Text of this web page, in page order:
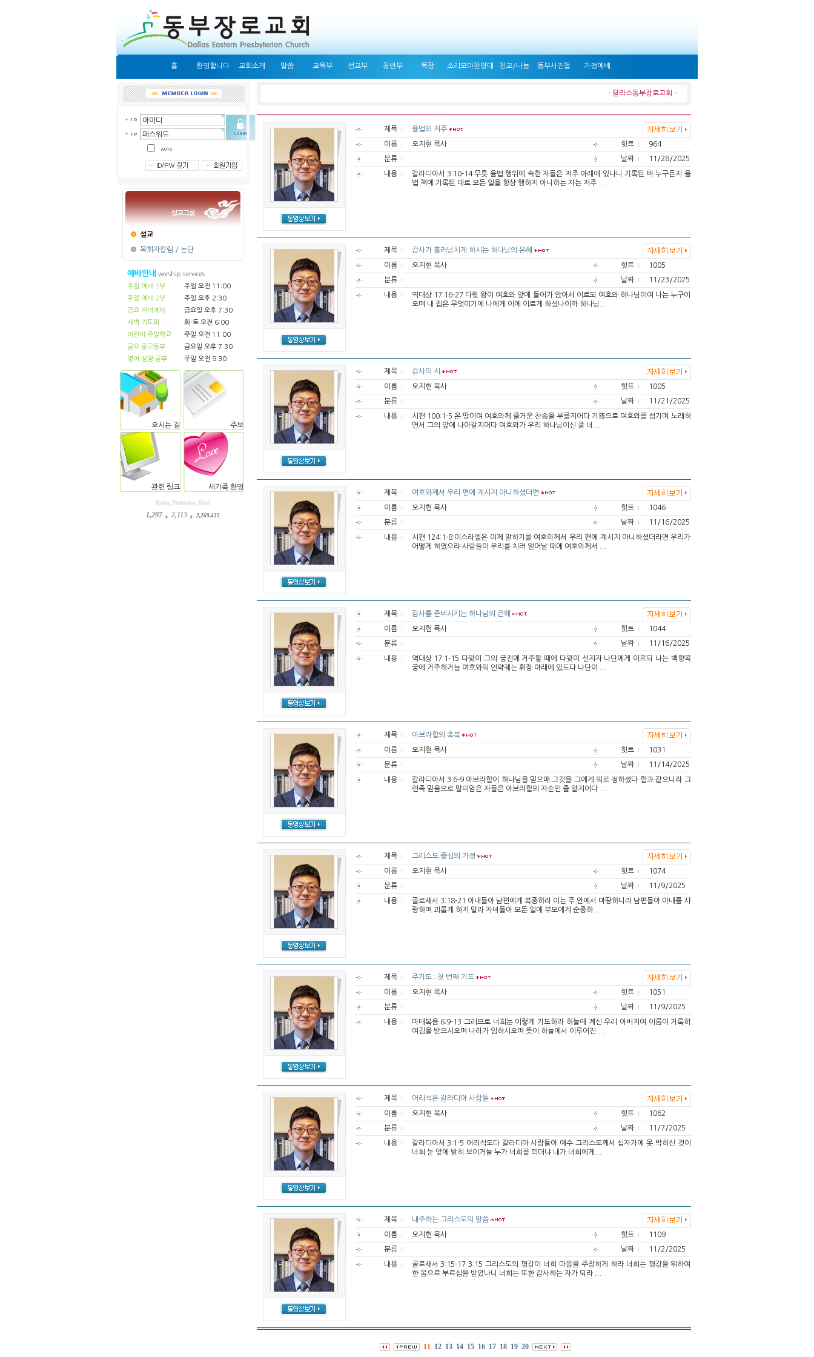
홈 환영합니다 교회소개 말씀 교육부 선교부 청년부 목장 소리모아찬양대 친교/나눔 동부사진첩 가정예배
설교그룹
설교
목회자칼럼 / 논단
예배안내 worship services
주일 예배 1부
주일 오전 11:00
주일 예배 2부
주일 오후 2:30
금요 저녁예배
금요일 오후 7:30
새벽 기도회
화-토 오전 6:00
어린이 주일학교
주일 오전 11:00
금요 중고등부
금요일 오후 7:30
영어 성경 공부
주일 오전 9:30
오시는 길 주보
관련 링크 새가족 환영
Today, Yesterday, Total
1,297, 2,113 , 2,269,435
- 달라스동부장로교회 -
제목 율법의 저주
이름 오지현 목사 힛트
964
분류
날짜 11/28/2025
내용
갈라디아서 3:10-14 무릇 율법 행위에 속한 자들은 저주 아래에 있나니 기록된 바 누구든지 율
법 책에 기록된 대로 모든 일을 항상 행하지 아니하는 자는 저주 ...
제목 감사가 흘러넘치게 하시는 하나님의 은혜
이름 오지현 목사 힛트
1005
분류
날짜 11/23/2025
내용
역대상 17:16-27 다윗 왕이 여호와 앞에 들어가 앉아서 이르되 여호와 하나님이여 나는 누구이
오며 내 집은 무엇이기에 나에게 이에 이르게 하셨나이까 하나님...
제목 감사의 시
이름 오지현 목사 힛트
1005
분류
날짜 11/21/2025
내용
시편 100:1-5 온 땅이여 여호와께 즐거운 찬송을 부를지어다 기쁨으로 여호와를 섬기며 노래하
면서 그의 앞에 나아갈지어다 여호와가 우리 하나님이신 줄 너...
제목 여호와께서 우리 편에 계시지 아니하셨더면
이름 오지현 목사 힛트
1046
분류
날짜 11/16/2025
내용
시편 124:1-8 이스라엘은 이제 말하기를 여호와께서 우리 편에 계시지 아니하셨더라면 우리가
어떻게 하였으랴 사람들이 우리를 치러 일어날 때에 여호와께서 ...
제목 감사를 준비시키는 하나님의 은혜
이름 오지현 목사 힛트
1044
분류
날짜 11/16/2025
내용
역대상 17:1-15 다윗이 그의 궁전에 거주할 때에 다윗이 선지자 나단에게 이르되 나는 백향목
궁에 거주하거늘 여호와의 언약궤는 휘장 아래에 있도다 나단이 ...
제목 아브라함의 축복
이름 오지현 목사 힛트
1031
분류
날짜 11/14/2025
내용
갈라디아서 3:6-9 아브라함이 하나님을 믿으매 그것을 그에게 의로 정하셨다 함과 같으니라 그
런즉 믿음으로 말미암은 자들은 아브라함의 자손인 줄 알지어다 ...
제목 그리스도 중심의 가정
이름 오지현 목사 힛트
1074
분류
날짜 11/9/2025
내용
골로새서 3:18-21 아내들아 남편에게 복종하라 이는 주 안에서 마땅하니라 남편들아 아내를 사
랑하며 괴롭게 하지 말라 자녀들아 모든 일에 부모에게 순종하...
제목 주기도 : 첫 번째 기도
이름 오지현 목사 힛트
1051
분류
날짜 11/9/2025
내용
마태복음 6:9-13 그러므로 너희는 이렇게 기도하라 하늘에 계신 우리 아버지여 이름이 거룩히
여김을 받으시오며 나라가 임하시오며 뜻이 하늘에서 이루어진 ...
제목 어리석은 갈라디아 사람들
이름 오지현 목사 힛트
1062
분류
날짜 11/7/2025
내용
갈라디아서 3:1-5 어리석도다 갈라디아 사람들아 예수 그리스도께서 십자가에 못 박히신 것이
너희 눈 앞에 밝히 보이거늘 누가 너희를 꾀더냐 내가 너희에게...
제목 내주하는 그리스도의 말씀
이름 오지현 목사 힛트
1109
분류
날짜 11/2/2025
내용
골로새서 3:15-17 3:15 그리스도의 평강이 너희 마음을 주장하게 하라 너희는 평강을 위하여
한 몸으로 부르심을 받았나니 너희는 또한 감사하는 자가 되라 ...
11 12 13 14 15 16 17 18 19 20